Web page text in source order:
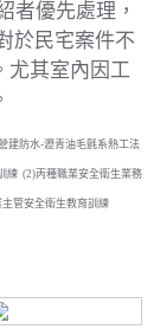
者優先處理，
於民宅案件不
尤其室內因工
建防水-瀝青油毛氈系熱工法
練 (2)丙種職業安全衛生業務
管安全衛生教育訓練